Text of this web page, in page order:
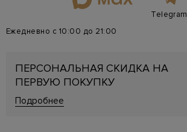
Telegram
Ежедневно с 10:00 до 21:00
ПЕРСОНАЛЬНАЯ СКИДКА НА
ПЕРВУЮ ПОКУПКУ
Подробнее